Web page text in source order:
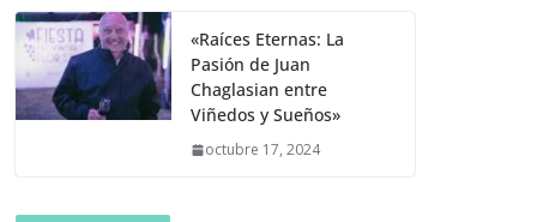
«Raíces Eternas: La
Pasión de Juan
Chaglasian entre
Viñedos y Sueños»
octubre 17, 2024